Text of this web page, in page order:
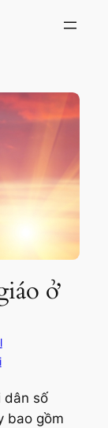
ở
dân số
bao gồm